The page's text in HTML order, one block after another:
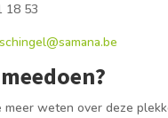
18 53
meer weten over deze